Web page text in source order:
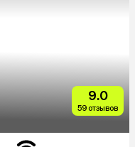
9.0
59 отзывов